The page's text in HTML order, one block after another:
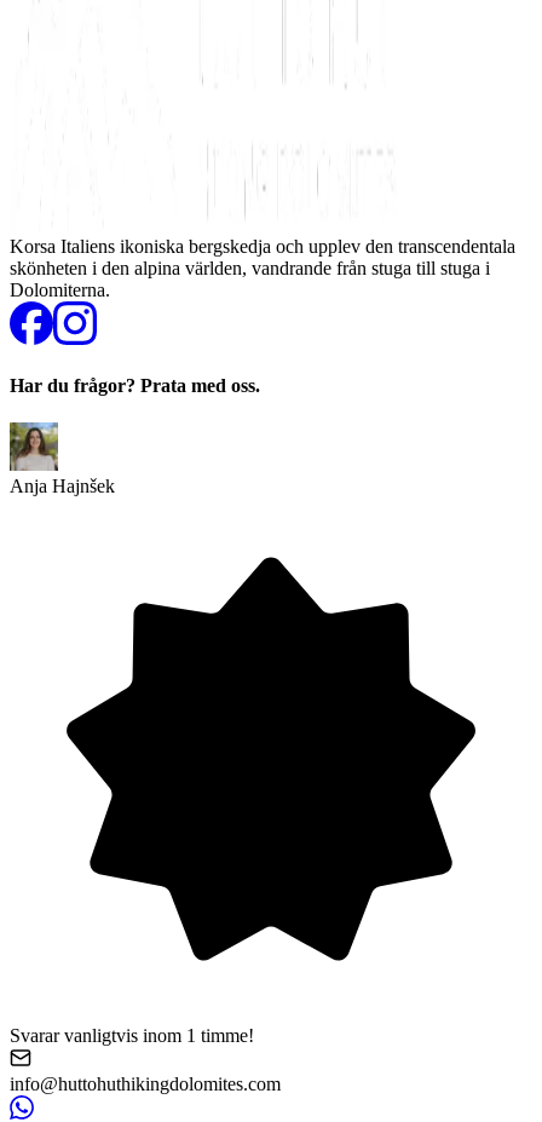
Korsa Italiens ikoniska bergskedja och upplev den transcendentala
skönheten i den alpina världen, vandrande från stuga till stuga i
Dolomiterna.
Har du frågor? Prata med oss.
Anja Hajnšek
Svarar vanligtvis inom 1 timme!
info@huttohuthikingdolomites.com